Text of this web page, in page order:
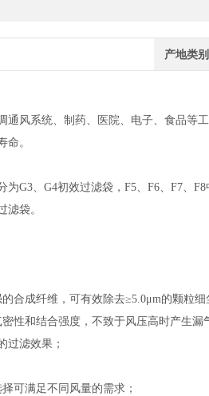
产地类别
通风系统、制药、医院、电子、食品等
命。
为G3、G4初效过滤袋，F5、F6、F7、
滤袋。
合成纤维，可有效除去≥5.0μm的颗粒细
性和结合强度，不致于风压高时产生漏
过滤效果；
可满足不同风量的需求；